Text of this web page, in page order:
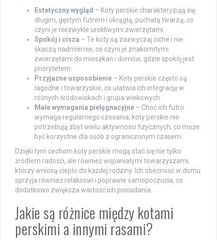
Estetyczny wygląd – Koty perskie charakteryzują się
długim, gęstym futrem i okrągłą, puchatą twarzą, co
czyni je niezwykle urokliwymi zwierzętami.
Spokój i cisza – Te koty są zazwyczaj ciche i nie
skaczą nadmiernie, co czyni je znakomitymi
zwierzętami do mieszkań i domów, gdzie spokój jest
priorytetem.
Przyjazne usposobienie – Koty perskie często są
łagodne i towarzyskie, co ułatwia ich integrację w
różnych środowiskach i grupa wiekowych.
Małe wymagania pielęgnacyjne – Choć ich futro
wymaga regularnego czesania, koty perskie nie
potrzebują zbyt wielu aktywności fizycznych, co może
być korzystne dla osób z ograniczonym czasem.
Dzięki tym cechom koty perskie mogą stać się nie tylko
źródłem radości, ale również wspaniałymi towarzyszami,
którzy wniosą ciepło do każdej rodziny. Ich obecność w domu
sprzyja również relaksowi i poprawie samopoczucia, co
dodatkowo zwiększa wartość ich posiadania.
Jakie są różnice między kotami
perskimi a innymi rasami?